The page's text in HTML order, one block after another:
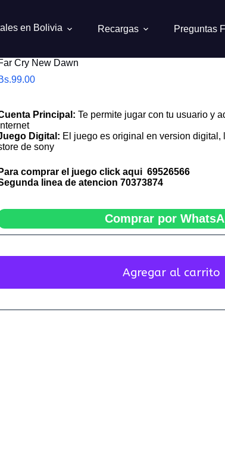
en Bolivia Recargas Preguntas
Cry New Dawn
99.00
Principal: Te permite jugar con tu usuario y
Digital: El juego es original en version digital,
de sony
Para comprar el juego click aqui 69526566
linea de atencion 70373874
Comprar por
Agregar al carrito